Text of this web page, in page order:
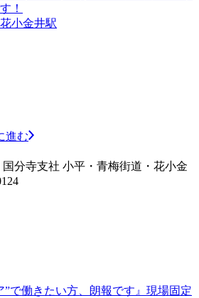
！
小金井駅
進む
分寺支社 小平・青梅街道・花小金
”で働きたい方、朗報です』現場固定